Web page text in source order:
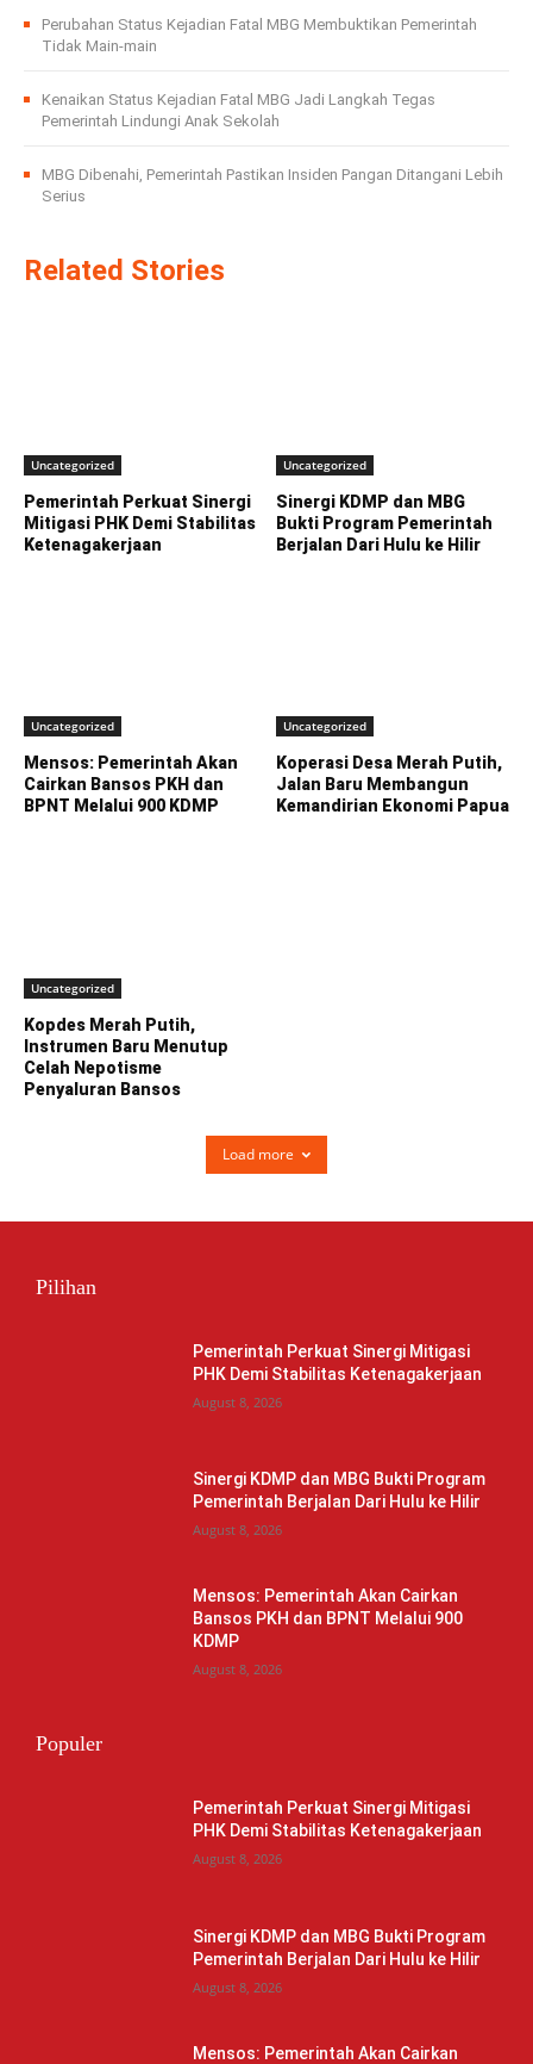
Perubahan Status Kejadian Fatal MBG Membuktikan Pemerintah
Tidak Main-main
Kenaikan Status Kejadian Fatal MBG Jadi Langkah Tegas
Pemerintah Lindungi Anak Sekolah
MBG Dibenahi, Pemerintah Pastikan Insiden Pangan Ditangani Lebih
Serius
Related Stories
Uncategorized
Pemerintah Perkuat Sinergi
Mitigasi PHK Demi Stabilitas
Ketenagakerjaan
Uncategorized
Sinergi KDMP dan MBG
Bukti Program Pemerintah
Berjalan Dari Hulu ke Hilir
Uncategorized
Mensos: Pemerintah Akan
Cairkan Bansos PKH dan
BPNT Melalui 900 KDMP
Uncategorized
Koperasi Desa Merah Putih,
Jalan Baru Membangun
Kemandirian Ekonomi Papua
Uncategorized
Kopdes Merah Putih,
Instrumen Baru Menutup
Celah Nepotisme
Penyaluran Bansos
Load more
Pilihan
Pemerintah Perkuat Sinergi Mitigasi
PHK Demi Stabilitas Ketenagakerjaan
August 8, 2026
Sinergi KDMP dan MBG Bukti Program
Pemerintah Berjalan Dari Hulu ke Hilir
August 8, 2026
Mensos: Pemerintah Akan Cairkan
Bansos PKH dan BPNT Melalui 900
KDMP
August 8, 2026
Populer
Pemerintah Perkuat Sinergi Mitigasi
PHK Demi Stabilitas Ketenagakerjaan
August 8, 2026
Sinergi KDMP dan MBG Bukti Program
Pemerintah Berjalan Dari Hulu ke Hilir
August 8, 2026
Mensos: Pemerintah Akan Cairkan